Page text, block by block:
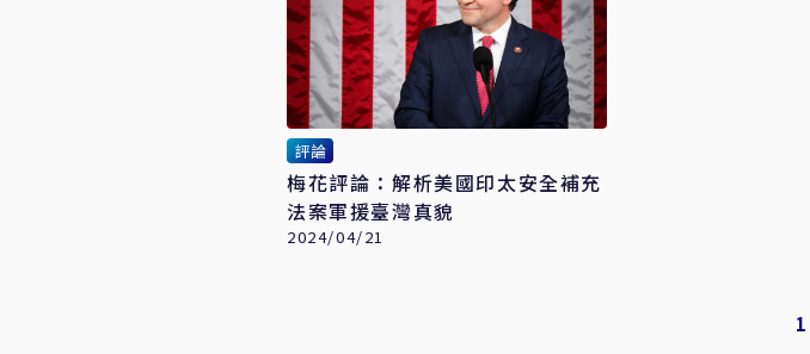
評論
梅花評論：解析美國印太安全補充
法案軍援臺灣真貌
2024/04/21
1